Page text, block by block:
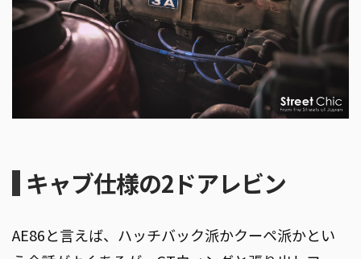
キャブ仕様の2ドアレビン
AE86と言えば、ハッチバック派かクーペ派かとい